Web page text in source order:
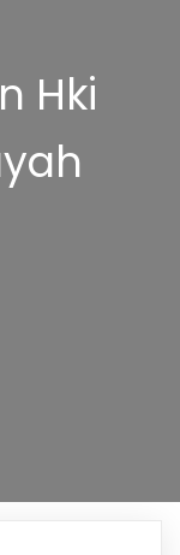
Hki